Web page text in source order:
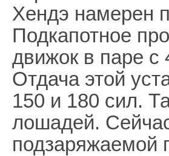
Хендэ намерен
Подкапотное
движок в паре с
Отдача этой
150 и 180 сил.
лошадей.
подзаряжаемой